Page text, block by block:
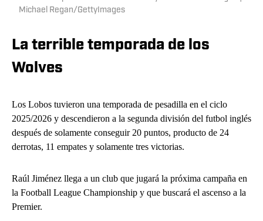
Michael Regan/GettyImages
La terrible temporada de los
Wolves
Los Lobos tuvieron una temporada de pesadilla en el ciclo
2025/2026 y descendieron a la segunda división del futbol inglés
después de solamente conseguir 20 puntos, producto de 24
derrotas, 11 empates y solamente tres victorias.
Raúl Jiménez llega a un club que jugará la próxima campaña en
la Football League Championship y que buscará el ascenso a la
Premier.